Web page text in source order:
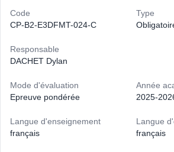
Code
CP-B2-E3DFMT-024-C
Type
Responsable
DACHET Dylan
Mode d'évaluation
Epreuve pondérée
Année
2025-
Langue d'enseignement
français
Langue
français